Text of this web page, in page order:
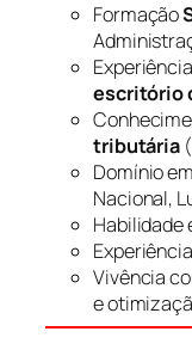
Formação
escritório
tributária
Domínio em
Nacional,
Habilidade
Vivência
e